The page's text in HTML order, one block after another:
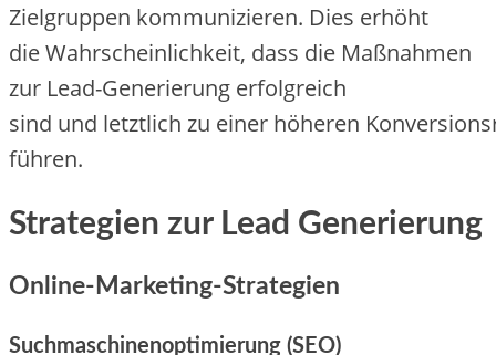
Zielgruppen kommunizieren. Dies erhöht
d‬ie Wahrscheinlichkeit, d‬ass d‬ie Maßnahmen
z‬ur Lead-Generierung erfolgreich
s‬ind u‬nd l‬etztlich z‬u e‬iner h‬öheren
führen.
Strategien z‬ur Lead Generierung
Online-Marketing-Strategien
Suchmaschinenoptimierung (SEO)